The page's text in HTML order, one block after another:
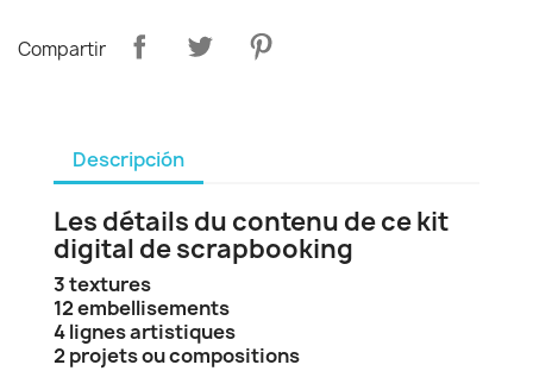
Compartir
Descripción
Les détails du contenu de ce kit
digital de scrapbooking
3 textures
12 embellisements
4 lignes artistiques
2 projets ou compositions